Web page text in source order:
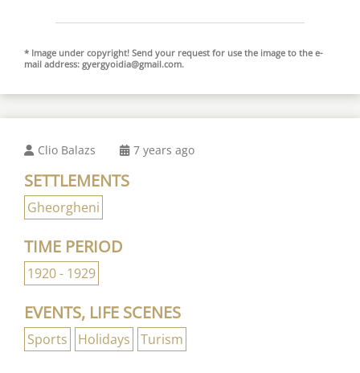
* Image under copyright! Send your request for use the image to the e-
mail address: gyergyoidia@gmail.com.
Clio Balazs 7 years ago
SETTLEMENTS
Gheorgheni
TIME PERIOD
1920 - 1929
EVENTS, LIFE SCENES
Sports Holidays Turism